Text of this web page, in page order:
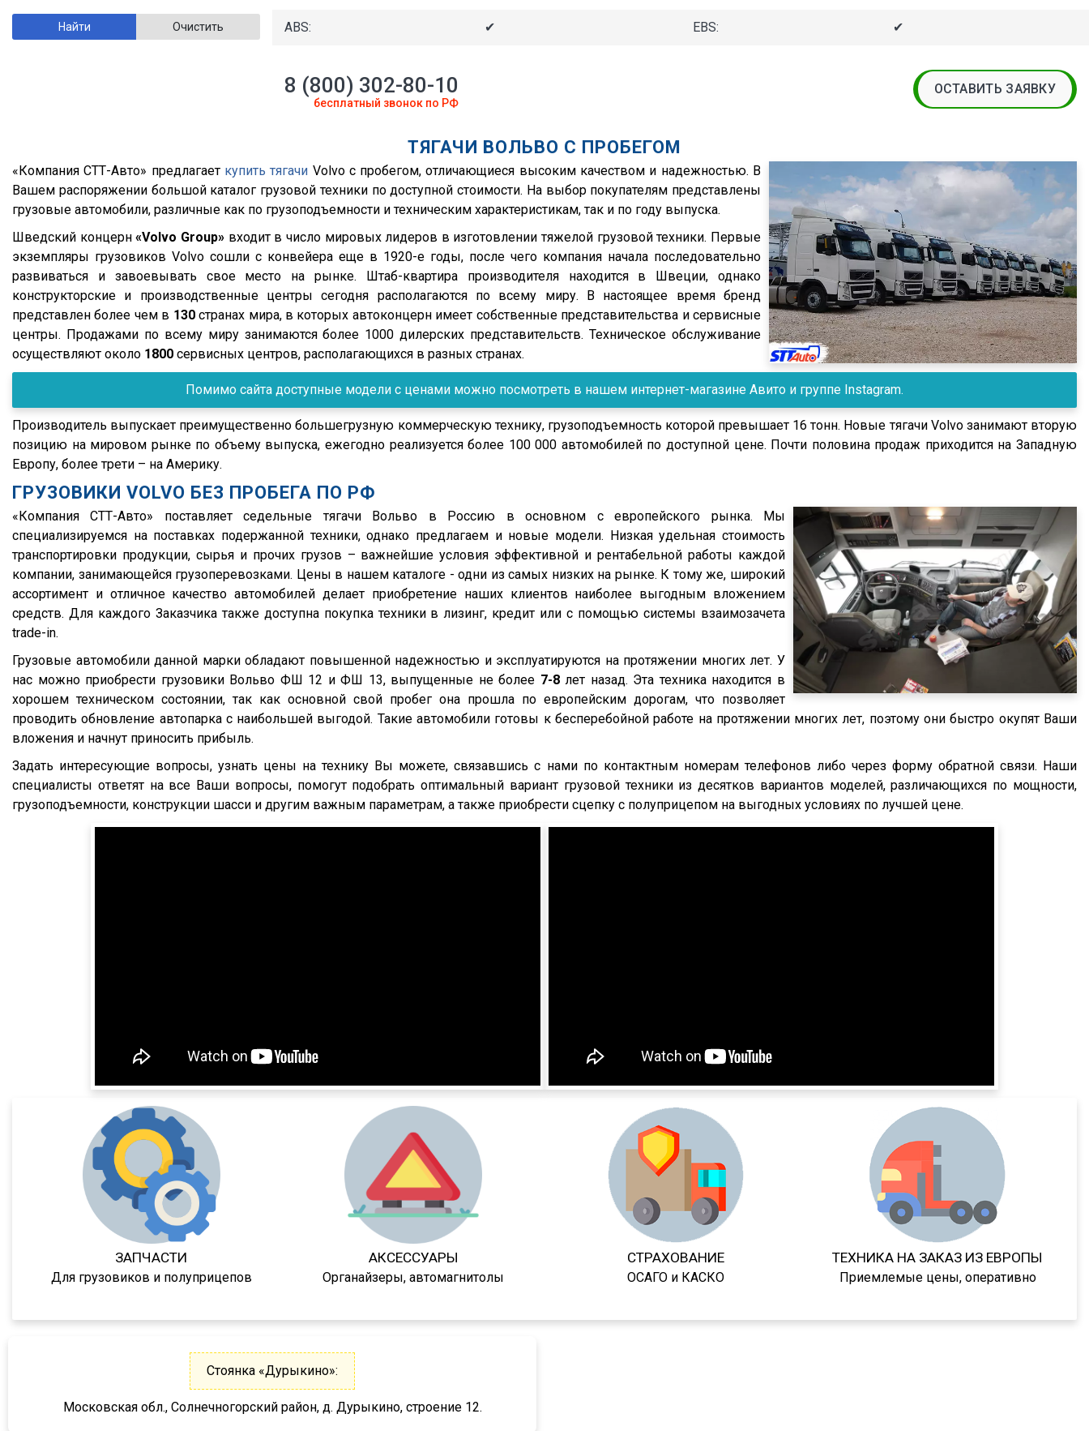
Grunwald
Meiller
Mega
Panav
Neman
Carnehl
Bodex
Lamberet
Бецема
Bonum
Cobo
Fruehauf
Sacim
Shacman (Shaanxi)
OMSP
OMT
Grappar
Menci
FTS
Fatih Treyler
Штурман Кредо
МТЗ
2006
2005
2004
2003
2002
2001
2000
1999
1997
1996
1995
1994
1993
1992
1991
1990
Actros 1844
Actros 2544 LS
Actros 2641
Actros 3341K
Axor
Axor 1835
Axor 1836
Axor 1840 LS
G380
G400
G440
P280
P340
P400
P440
R
R420
R380
R440
R450
S500
FH
FH12
FH13
FH440
HD 500
ABS: ✔ EBS: ✔
8 (800) 302-80-10
бесплатный звонок по РФ
ОСТАВИТЬ ЗАЯВКУ
ТЯГАЧИ ВОЛЬВО С ПРОБЕГОМ
«Компания СТТ-Авто» предлагает купить тягачи Volvo с пробегом, отличающиеся высоким качеством и надежностью. В
Вашем распоряжении большой каталог грузовой техники по доступной стоимости. На выбор покупателям представлены
грузовые автомобили, различные как по грузоподъемности и техническим характеристикам, так и по году выпуска.
Шведский концерн«Volvo Group»входит в число мировых лидеров в изготовлении тяжелой грузовой техники. Первые
экземпляры грузовиков Volvo сошли с конвейера еще в 1920-е годы, после чего компания начала последовательно
развиваться и завоевывать свое место на рынке. Штаб-квартира производителя находится в Швеции, однако
конструкторские и производственные центры сегодня располагаются по всему миру. В настоящее время бренд
представлен более чем в 130странах мира, в которых автоконцерн имеет собственные представительства и сервисные
центры. Продажами по всему миру занимаются более 1000 дилерских представительств. Техническое обслуживание
осуществляют около 1800 сервисных центров, располагающихся в разных странах.
Помимо сайта доступные модели с ценами можно посмотреть в нашем интернет-магазине Авито и группе Instagram.
Производитель выпускает преимущественно большегрузную коммерческую технику, грузоподъемность которой превышает 16 тонн. Новые тягачи Volvo занимают вторую
позицию на мировом рынке по объему выпуска, ежегодно реализуется более 100 000 автомобилей по доступной цене. Почти половина продаж приходится на Западную
Европу, более трети – на Америку.
ГРУЗОВИКИ VOLVO БЕЗ ПРОБЕГА ПО РФ
«Компания СТТ-Авто» поставляет седельные тягачи Вольво в Россию в основном с европейского рынка. Мы
специализируемся на поставках подержанной техники, однако предлагаем и новые модели. Низкая удельная стоимость
транспортировки продукции, сырья и прочих грузов – важнейшие условия эффективной и рентабельной работы каждой
компании, занимающейся грузоперевозками. Цены в нашем каталоге - одни из самых низких на рынке. К тому же, широкий
ассортимент и отличное качество автомобилей делает приобретение наших клиентов наиболее выгодным вложением
средств. Для каждого Заказчика также доступна покупка техники в лизинг, кредит или с помощью системы взаимозачета
trade-in.
Грузовые автомобили данной марки обладают повышенной надежностью и эксплуатируются на протяжении многих лет. У
нас можно приобрести грузовики Вольво ФШ 12 и ФШ 13, выпущенные не более 7-8лет назад. Эта техника находится в
хорошем техническом состоянии, так как основной свой пробег она прошла по европейским дорогам, что позволяет
проводить обновление автопарка с наибольшей выгодой. Такие автомобили готовы к бесперебойной работе на протяжении многих лет, поэтому они быстро окупят Ваши
вложения и начнут приносить прибыль.
Задать интересующие вопросы, узнать цены на технику Вы можете, связавшись с нами по контактным номерам телефонов либо через форму обратной связи. Наши
специалисты ответят на все Ваши вопросы, помогут подобрать оптимальный вариант грузовой техники из десятков вариантов моделей, различающихся по мощности,
грузоподъемности, конструкции шасси и другим важным параметрам, а также приобрести сцепку с полуприцепом на выгодных условиях по лучшей цене.
ЗАПЧАСТИ
Для грузовиков и полуприцепов
АКСЕССУАРЫ
Органайзеры, автомагнитолы
СТРАХОВАНИЕ
ОСАГО и КАСКО
ТЕХНИКА НА ЗАКАЗ ИЗ ЕВРОПЫ
Приемлемые цены, оперативно
Стоянка «Дурыкино»:
Московская обл., Солнечногорский район, д. Дурыкино, строение 12.